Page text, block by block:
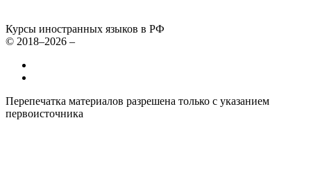
Курсы иностранных языков в РФ
© 2018–2026 –
Перепечатка материалов разрешена только с указанием
первоисточника